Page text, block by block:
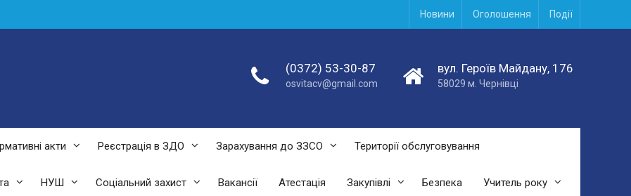
Новини Оголошення Події
(0372) 53-30-87
osvitacv@gmail.com
вул. Героїв Майдану, 176
58029 м. Чернівці
акти Реєстрація в ЗДО Зарахування до ЗЗСО Території обслуговування
НУШ Соціальний захист Вакансії Атестація Закупівлі Безпека Учитель року